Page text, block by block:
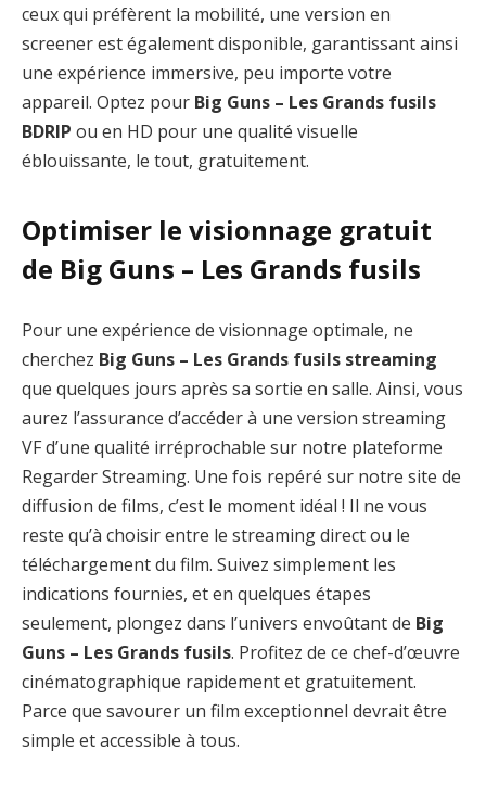
ceux qui préfèrent la mobilité, une version en
screener est également disponible, garantissant ainsi
une expérience immersive, peu importe votre
appareil. Optez pour Big Guns – Les Grands fusils
BDRIP ou en HD pour une qualité visuelle
éblouissante, le tout, gratuitement.
Optimiser le visionnage gratuit
de Big Guns – Les Grands fusils
Pour une expérience de visionnage optimale, ne
cherchez Big Guns – Les Grands fusils streaming
que quelques jours après sa sortie en salle. Ainsi, vous
aurez l’assurance d’accéder à une version streaming
VF d’une qualité irréprochable sur notre plateforme
Regarder Streaming. Une fois repéré sur notre site de
diffusion de films, c’est le moment idéal ! Il ne vous
reste qu’à choisir entre le streaming direct ou le
téléchargement du film. Suivez simplement les
indications fournies, et en quelques étapes
seulement, plongez dans l’univers envoûtant de Big
Guns – Les Grands fusils. Profitez de ce chef-d’œuvre
cinématographique rapidement et gratuitement.
Parce que savourer un film exceptionnel devrait être
simple et accessible à tous.